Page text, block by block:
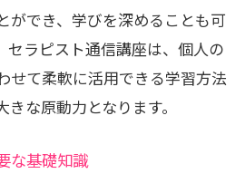
スケジュール管理のコツ
環境の整備方法
するためのセラピスト通信
師が実践する通信講座の活
ができ、学びを深めることも可
セラピスト通信講座は、個人の
せて柔軟に活用できる学習方法
な原動力となります。
な基礎知識